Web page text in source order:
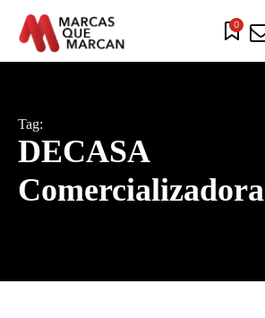
0
Tag:
DECASA
Comercializadora